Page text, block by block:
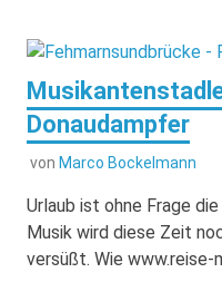
Donaudampfer
von Marco Bockelmann
Urlaub ist ohne Frage
Musik wird diese Zeit
versüßt. Wie www.reise-